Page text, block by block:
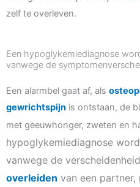
zelf te overleven.
Een hypoglykemiediagnose
vanwege de
Een alarmbel gaat af, als
gewrichtspijn is ontstaan, de
met geeuwhonger, zweten en
hypoglykemiediagnose
vanwege de
overleiden van een